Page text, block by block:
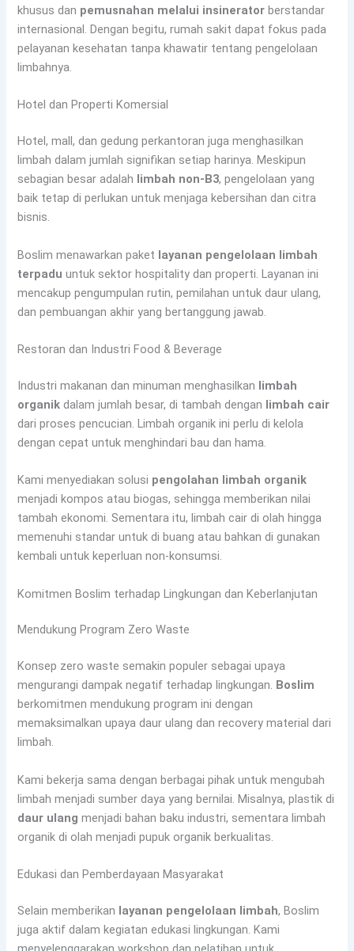
khusus dan pemusnahan melalui insinerator berstandar
internasional. Dengan begitu, rumah sakit dapat fokus pada
pelayanan kesehatan tanpa khawatir tentang pengelolaan
limbahnya.
Hotel dan Properti Komersial
Hotel, mall, dan gedung perkantoran juga menghasilkan
limbah dalam jumlah signifikan setiap harinya. Meskipun
sebagian besar adalah limbah non-B3, pengelolaan yang
baik tetap di perlukan untuk menjaga kebersihan dan citra
bisnis.
Boslim menawarkan paket layanan pengelolaan limbah
terpadu untuk sektor hospitality dan properti. Layanan ini
mencakup pengumpulan rutin, pemilahan untuk daur ulang,
dan pembuangan akhir yang bertanggung jawab.
Restoran dan Industri Food & Beverage
Industri makanan dan minuman menghasilkan limbah
organik dalam jumlah besar, di tambah dengan limbah cair
dari proses pencucian. Limbah organik ini perlu di kelola
dengan cepat untuk menghindari bau dan hama.
Kami menyediakan solusi pengolahan limbah organik
menjadi kompos atau biogas, sehingga memberikan nilai
tambah ekonomi. Sementara itu, limbah cair di olah hingga
memenuhi standar untuk di buang atau bahkan di gunakan
kembali untuk keperluan non-konsumsi.
Komitmen Boslim terhadap Lingkungan dan Keberlanjutan
Mendukung Program Zero Waste
Konsep zero waste semakin populer sebagai upaya
mengurangi dampak negatif terhadap lingkungan. Boslim
berkomitmen mendukung program ini dengan
memaksimalkan upaya daur ulang dan recovery material dari
limbah.
Kami bekerja sama dengan berbagai pihak untuk mengubah
limbah menjadi sumber daya yang bernilai. Misalnya, plastik di
daur ulang menjadi bahan baku industri, sementara limbah
organik di olah menjadi pupuk organik berkualitas.
Edukasi dan Pemberdayaan Masyarakat
Selain memberikan layanan pengelolaan limbah, Boslim
juga aktif dalam kegiatan edukasi lingkungan. Kami